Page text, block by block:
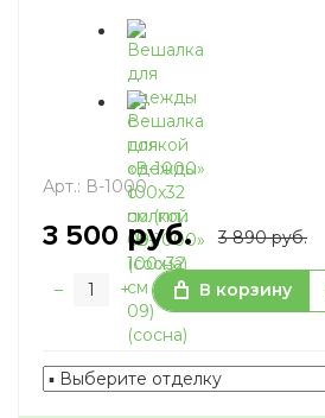
Арт.: В-1000
3 500 руб. 3 890 руб.
– + В корзину